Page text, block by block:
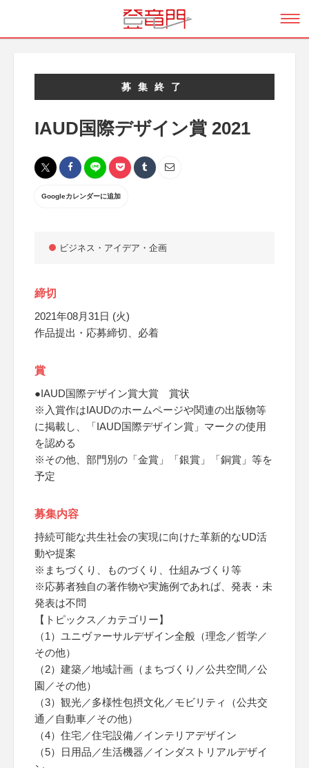
募集終了
IAUD国際デザイン賞 2021
Googleカレンダーに追加
ビジネス・アイデア・企画
締切
2021年08月31日 (火)
作品提出・応募締切、必着
賞
●IAUD国際デザイン賞大賞 賞状
※入賞作はIAUDのホームページや関連の出版物等
に掲載し、「IAUD国際デザイン賞」マークの使用
を認める
※その他、部門別の「金賞」「銀賞」「銅賞」等を
予定
募集内容
持続可能な共生社会の実現に向けた革新的なUD活
動や提案
※まちづくり、ものづくり、仕組みづくり等
※応募者独自の著作物や実施例であれば、発表・未
発表は不問
【トピックス／カテゴリー】
（1）ユニヴァーサルデザイン全般（理念／哲学／
その他）
（2）建築／地域計画（まちづくり／公共空間／公
園／その他）
（3）観光／多様性包摂文化／モビリティ（公共交
通／自動車／その他）
（4）住宅／住宅設備／インテリアデザイン
（5）日用品／生活機器／インダストリアルデザイ